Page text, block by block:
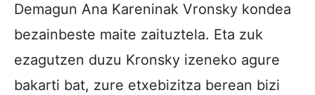
Demagun Ana Kareninak Vronsky kondea
bezainbeste maite zaituztela. Eta zuk
ezagutzen duzu Kronsky izeneko agure
bakarti bat, zure etxebizitza berean bizi